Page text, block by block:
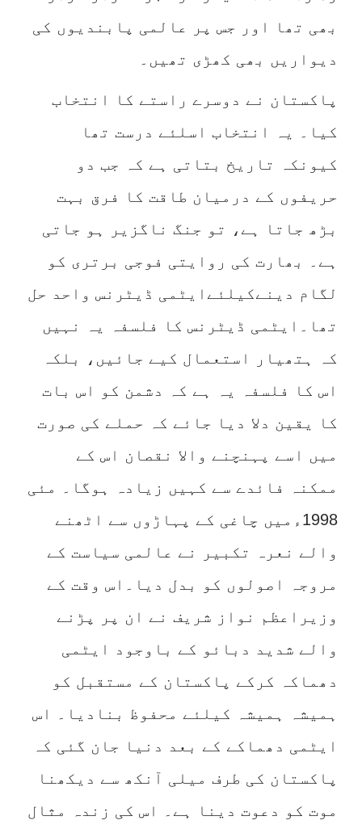
بھی تھا اور جس پر عالمی پابندیوں کی
دیواریں بھی کھڑی تھیں۔
پاکستان نے دوسرے راستے کا انتخاب
کیا۔ یہ انتخاب اسلئے درست تھا
کیونکہ تاریخ بتاتی ہے کہ جب دو
حریفوں کے درمیان طاقت کا فرق بہت
بڑھ جاتا ہے، تو جنگ ناگزیر ہو جاتی
ہے۔ بھارت کی روایتی فوجی برتری کو
لگام دینےکیلئےایٹمی ڈیٹرنس واحد حل
تھا۔ایٹمی ڈیٹرنس کا فلسفہ یہ نہیں
کہ ہتھیار استعمال کیے جائیں، بلکہ
اس کا فلسفہ یہ ہے کہ دشمن کو اس بات
کا یقین دلا دیا جائے کہ حملے کی صورت
میں اسے پہنچنے والا نقصان اس کے
ممکنہ فائدے سے کہیں زیادہ ہوگا۔ مئی
1998ءمیں چاغی کے پہاڑوں سے اٹھنے
والے نعرہ تکبیر نے عالمی سیاست کے
مروجہ اصولوں کو بدل دیا۔اس وقت کے
وزیراعظم نواز شریف نے ان پر پڑنے
والے شدید دبائو کے باوجود ایٹمی
دھماکہ کرکے پاکستان کے مستقبل کو
ہمیشہ ہمیشہ کیلئے محفوظ بنادیا۔ اس
ایٹمی دھماکے کے بعد دنیا جان گئی کہ
پاکستان کی طرف میلی آنکھ سے دیکھنا
موت کو دعوت دینا ہے۔ اس کی زندہ مثال